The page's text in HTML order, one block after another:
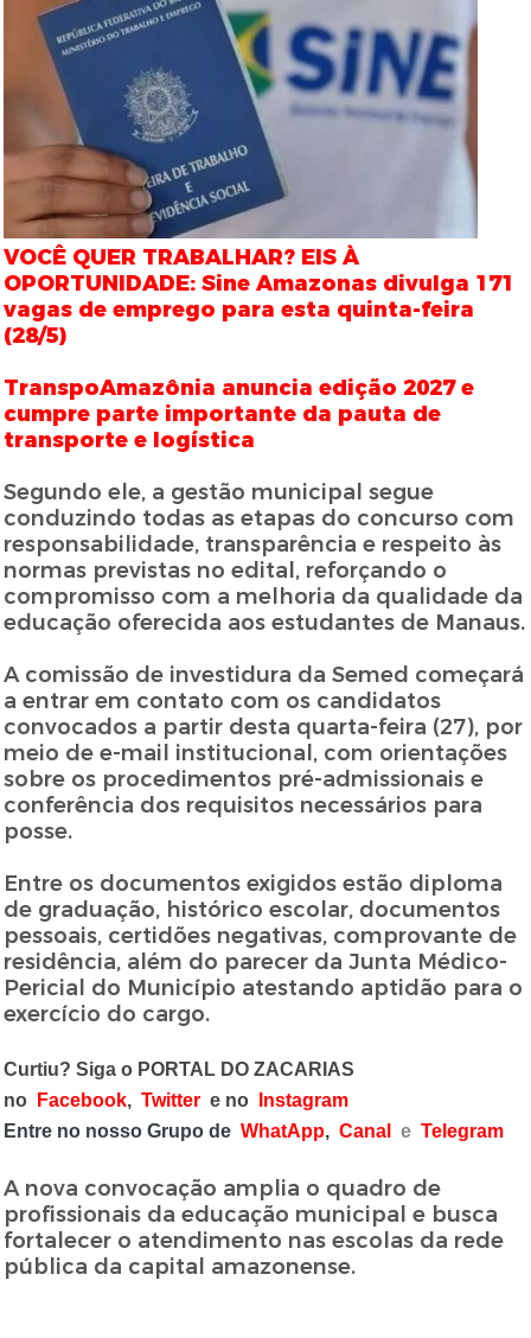
VOCÊ QUER TRABALHAR? EIS À
OPORTUNIDADE: Sine Amazonas divulga 171
vagas de emprego para esta quinta-feira
(28/5)
TranspoAmazônia anuncia edição 2027 e
cumpre parte importante da pauta de
transporte e logística
Segundo ele, a gestão municipal segue
conduzindo todas as etapas do concurso com
responsabilidade, transparência e respeito às
normas previstas no edital, reforçando o
compromisso com a melhoria da qualidade da
educação oferecida aos estudantes de Manaus.
A comissão de investidura da Semed começará
a entrar em contato com os candidatos
convocados a partir desta quarta-feira (27), por
meio de e-mail institucional, com orientações
sobre os procedimentos pré-admissionais e
conferência dos requisitos necessários para
posse.
Entre os documentos exigidos estão diploma
de graduação, histórico escolar, documentos
pessoais, certidões negativas, comprovante de
residência, além do parecer da Junta Médico-
Pericial do Município atestando aptidão para o
exercício do cargo.
Curtiu? Siga o PORTAL DO ZACARIAS
no
Facebook,Twitter e no
Instagram
Entre no nosso Grupo deWhatApp,Canal eTelegram
A nova convocação amplia o quadro de
profissionais da educação municipal e busca
fortalecer o atendimento nas escolas da rede
pública da capital amazonense.